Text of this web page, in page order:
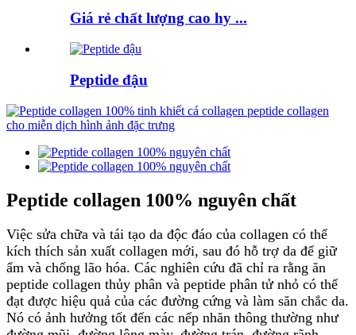
Giá rẻ chất lượng cao hy ...
Peptide đậu
Peptide collagen 100% nguyên chất
Việc sửa chữa và tái tạo da độc đáo của collagen có thể
kích thích sản xuất collagen mới, sau đó hỗ trợ da để giữ
ẩm và chống lão hóa. Các nghiên cứu đã chỉ ra rằng ăn
peptide collagen thủy phân và peptide phân tử nhỏ có thể
đạt được hiệu quả của các đường cứng và làm săn chắc da.
Nó có ảnh hưởng tốt đến các nếp nhăn thông thường như